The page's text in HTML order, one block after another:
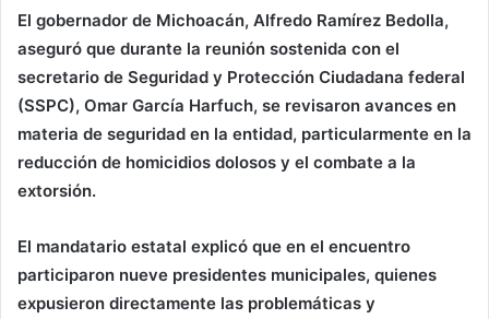
El gobernador de Michoacán, Alfredo Ramírez Bedolla,
aseguró que durante la reunión sostenida con el
secretario de Seguridad y Protección Ciudadana federal
(SSPC), Omar García Harfuch, se revisaron avances en
materia de seguridad en la entidad, particularmente en la
reducción de homicidios dolosos y el combate a la
extorsión.
El mandatario estatal explicó que en el encuentro
participaron nueve presidentes municipales, quienes
expusieron directamente las problemáticas y